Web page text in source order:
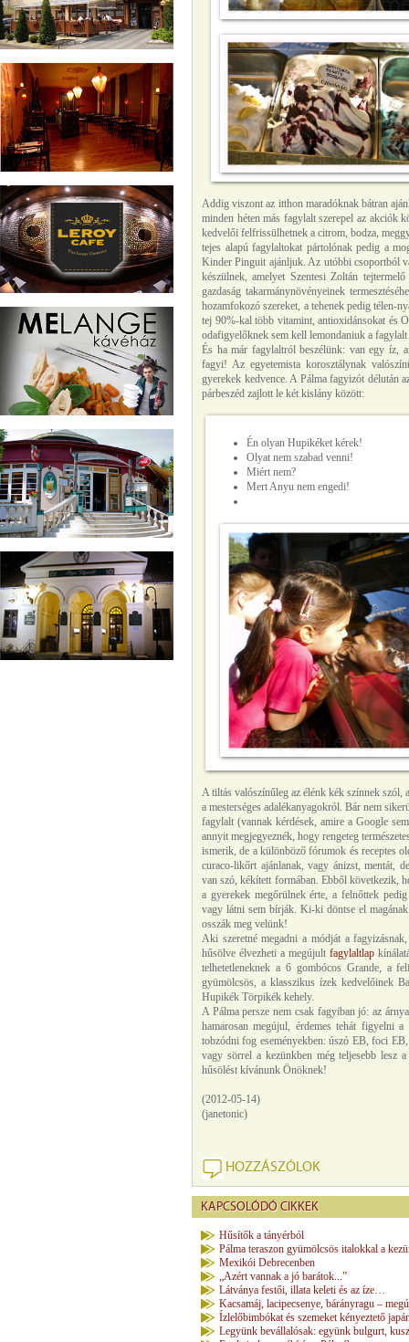
Addig viszont az itthon maradóknak bátran
minden héten más fagylalt szerepel az akciók
kedvelői felfrissülhetnek a citrom, bodza,
tejes alapú fagylaltokat pártolónak pedig a
Kinder Pinguit ajánljuk. Az utóbbi csoportból
készülnek, amelyet Szentesi Zoltán
gazdaság takarmánynövényeinek
hozamfokozó szereket, a tehenek pedig télen-
tej 90%-kal több vitamint, antioxidánsokat és
odafigyelőknek sem kell lemondaniuk a
És ha már fagylaltról beszélünk: van egy íz,
fagyi! Az egyetemista korosztálynak
gyerekek kedvence. A Pálma fagyizót délután
párbeszéd zajlott le két kislány között:
Én olyan Hupikéket kérek!
Olyat nem szabad venni!
Miért nem?
Mert Anyu nem engedi!
A tiltás valószínűleg az élénk kék színnek szól,
a mesterséges adalékanyagokról. Bár nem
fagylalt (vannak kérdések, amire a Google
annyit megjegyeznék, hogy rengeteg
ismerik, de a különböző fórumok és receptes
curaco-likőrt ajánlanak, vagy ánizst, mentát,
van szó, kékített formában. Ebből következik,
a gyerekek megőrülnek érte, a felnőttek
vagy látni sem bírják. Ki-ki döntse el
osszák meg velünk!
Aki szeretné megadni a módját a
hűsölve élvezheti a megújult fagylaltlap
telhetetleneknek a 6 gombócos Grande, a
gyümölcsös, a klasszikus ízek kedvelőinek
Hupikék Törpikék kehely.
A Pálma persze nem csak fagyiban jó: az
hamarosan megújul, érdemes tehát figyelni
tobzódni fog eseményekben: úszó EB, foci
vagy sörrel a kezünkben még teljesebb lesz
hűsölést kívánunk Önöknek!
(2012-05-14)
(janetonic)
HOZZÁSZÓLOK
KAPCSOLÓDÓ CIKKEK
Hűsítők a tányérból
Pálma teraszon gyümölcsös italokkal a
Mexikói Debrecenben
„Azért vannak a jó barátok...”
Látványa festői, illata keleti és az íze…
Kacsamáj, lacipecsenye, bárányragu –
Ízlelőbimbókat és szemeket kényeztető
Legyünk bevállalósak: együnk bulgurt,